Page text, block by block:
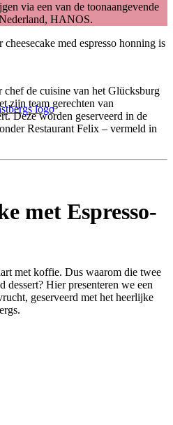
via een van de toonaangevende
HANOS.
chef de cuisine van het Glücksburg
zijn team gerechten van
Deze worden geserveerd in de
Restaurant Felix – vermeld in
met Espresso-
met koffie. Dus waarom die twee
Hier presenteren we een
geserveerd met het heerlijke